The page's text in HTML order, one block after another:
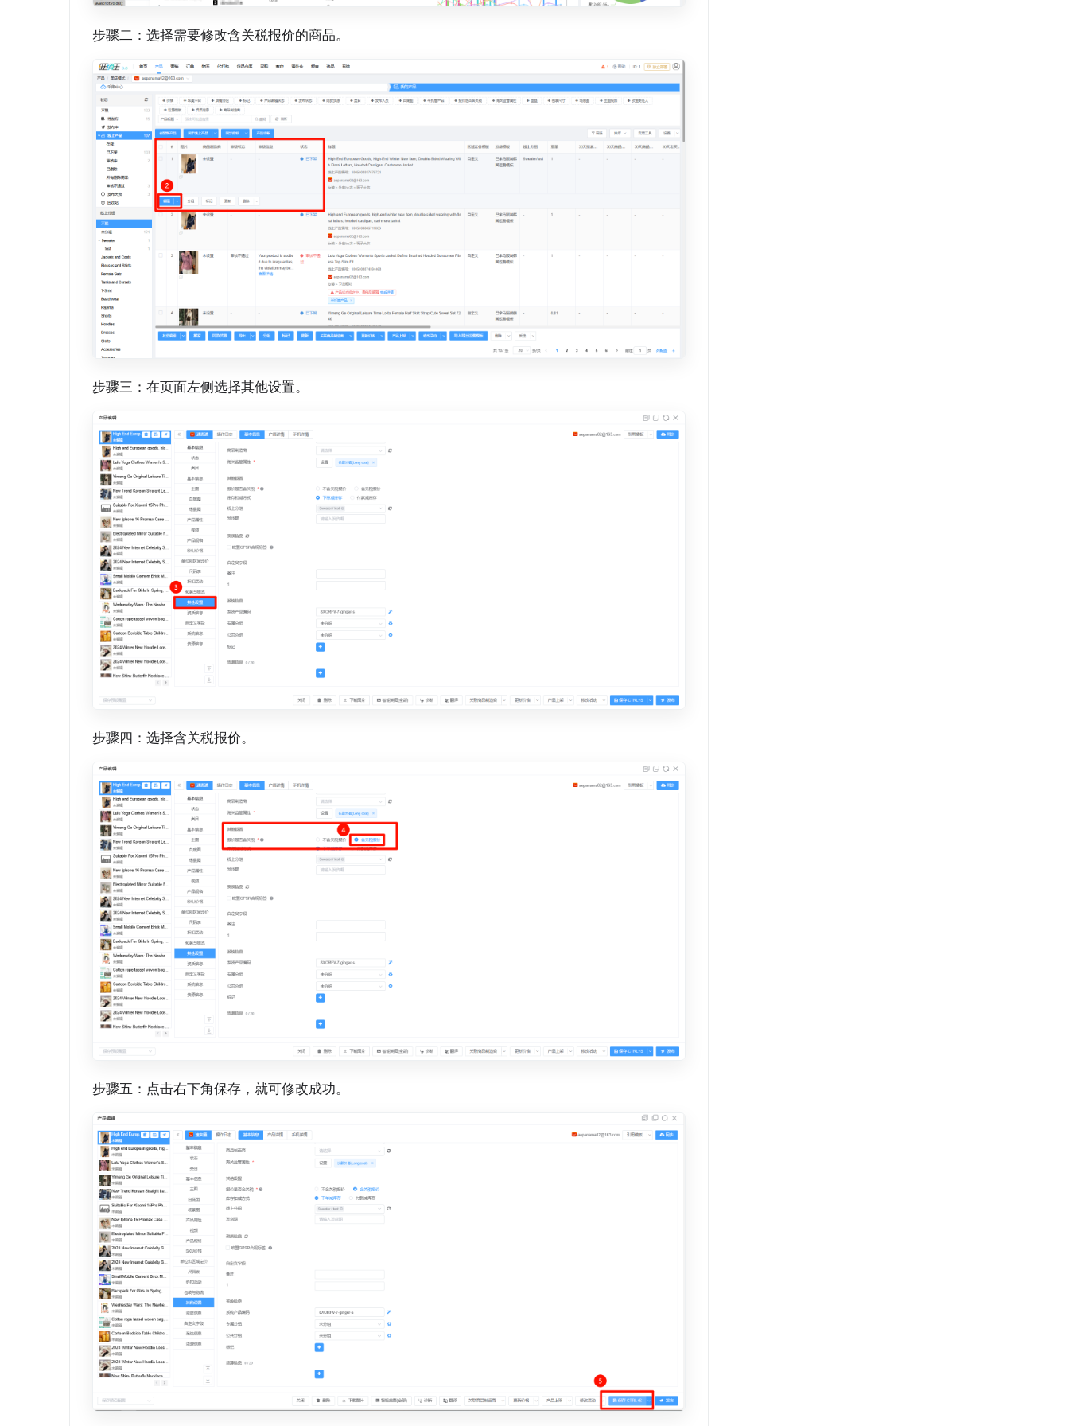
步骤二：选择需要修改含关税报价的商品。
步骤三：在页面左侧选择其他设置。
步骤四：选择含关税报价。
步骤五：点击右下角保存，就可修改成功。